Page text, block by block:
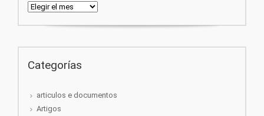
Arquivos
Categorías
articulos e documentos
Artigos